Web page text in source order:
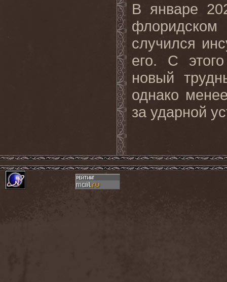
В январе
случился
его. С
новый
однако
за ударной